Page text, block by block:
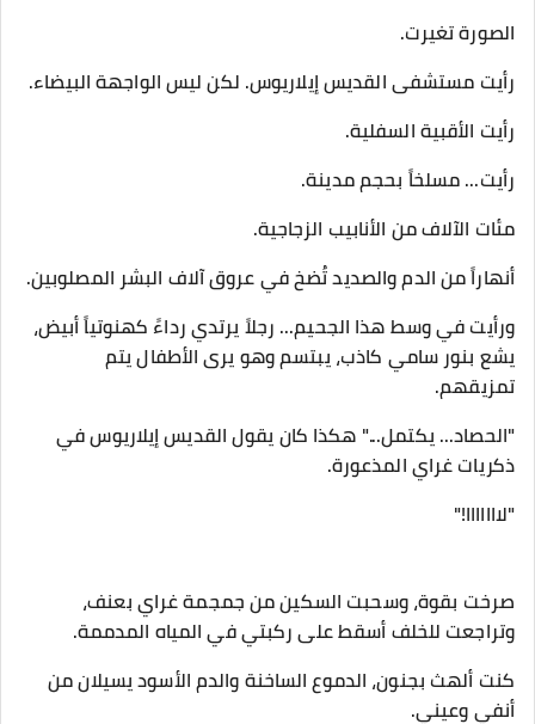
​الصورة تغيرت.
رأيت مستشفى القديس إيلاريوس. لكن ليس الواجهة البيضاء.
رأيت الأقبية السفلية.
رأيت... مسلخاً بحجم مدينة.
مئات الآلاف من الأنابيب الزجاجية.
أنهاراً من الدم والصديد تُضخ في عروق آلاف البشر المصلوبين.
ورأيت في وسط هذا الجحيم... رجلاً يرتدي رداءً كهنوتياً أبيض،
يشع بنور سامي كاذب، يبتسم وهو يرى الأطفال يتم
تمزيقهم.
​"الحصاد... يكتمل..." هكذا كان يقول القديس إيلاريوس في
ذكريات غراي المذعورة.
​"لااااااا!"
صرخت بقوة، وسحبت السكين من جمجمة غراي بعنف،
وتراجعت للخلف أسقط على ركبتي في المياه المدممة.
​كنت ألهث بجنون، الدموع الساخنة والدم الأسود يسيلان من
أنفي وعيني.